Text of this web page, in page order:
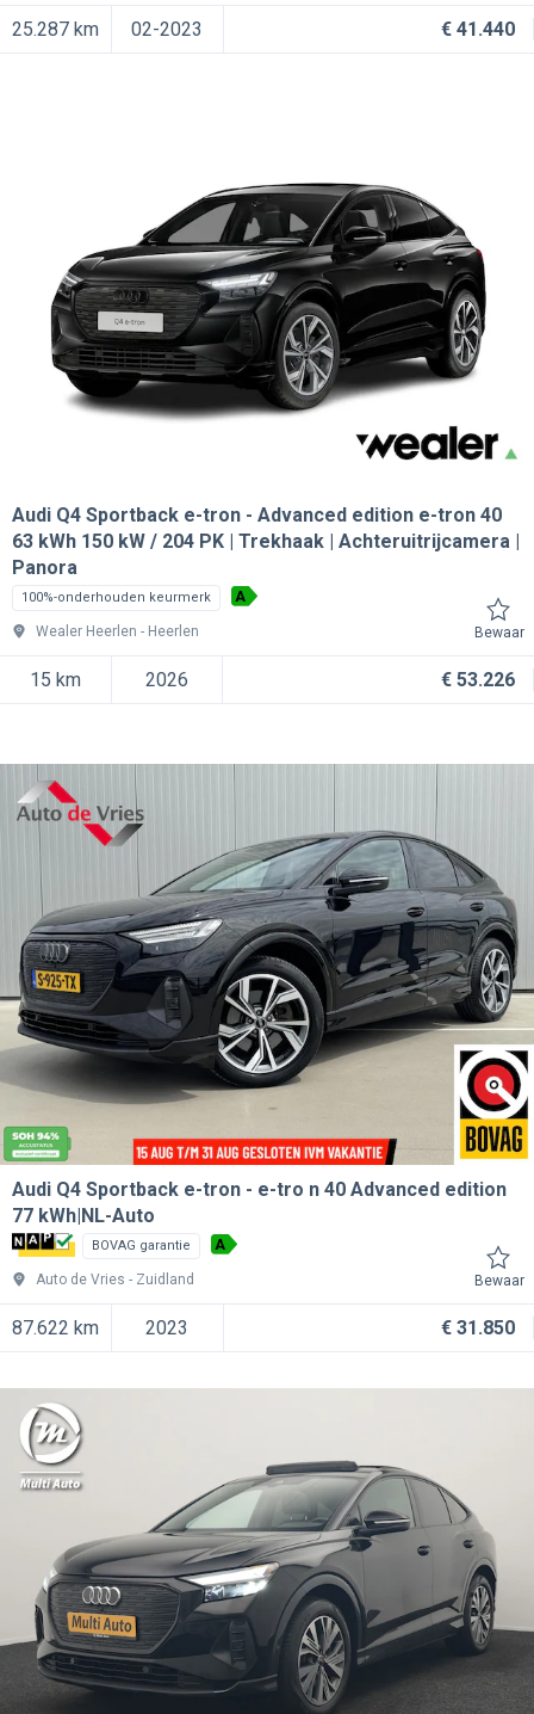
25.287 km 02-2023 € 41.440
Audi Q4 Sportback e-tron
Advanced edition e-tron 40
63 kWh 150 kW / 204 PK | Trekhaak | Achteruitrijcamera |
Panora
100%-onderhouden keurmerk A
Wealer Heerlen Heerlen Bewaar
15 km 2026 € 53.226
Audi Q4 Sportback e-tron
e-tro n 40 Advanced edition
77 kWh|NL-Auto
BOVAG garantie A
Auto de Vries Zuidland Bewaar
87.622 km 2023 € 31.850